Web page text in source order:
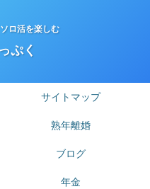
ロ活を楽しむ
ぷく
サイトマップ
熟年離婚
ブログ
年金